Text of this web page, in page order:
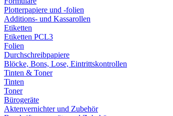
Plotterpapiere und -folien
Additions- und Kassarollen
Etiketten
Etiketten PCL3
Folien
Durchschreibpapiere
Blöcke, Bons, Lose, Eintrittskontrollen
Tinten & Toner
Tinten
Toner
Bürogeräte
Aktenvernichter und Zubehör